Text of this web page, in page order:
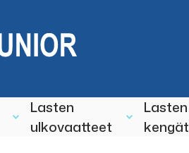
Lasten
ulkovaatteet
Lasten
kengät